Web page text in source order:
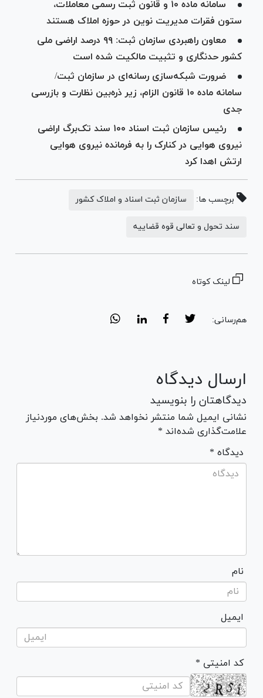
سامانه ماده ۱۰ و قانون ثبت رسمی معاملات،
ستون فقرات مدیریت نوین در حوزه املاک هستند
معاون راهبردی سازمان ثبت: ۹۹ درصد اراضی ملی
کشور حدنگاری و تثبیت مالکیت شده است
ضرورت شبکه‌سازی رسانه‌ای در سازمان ثبت/
سامانه ماده ۱۰ قانون الزام، زیر ذره‌بین نظارت و بازرسی
جدی
رئیس سازمان ثبت اسناد ۱۰۰ سند تک‌برگ اراضی
نیروی هوایی در کنارک را به فرمانده نیروی هوایی
ارتش اهدا کرد
برچسب ها: سازمان ثبت اسناد و املاک کشور
سند تحول و تعالی قوه قضاییه
لینک کوتاه
هم‌رسانی:
ارسال دیدگاه
دیدگاهتان را بنویسید
نشانی ایمیل شما منتشر نخواهد شد. بخش‌های موردنیاز
علامت‌گذاری شده‌اند *
* دیدگاه
نام
ایمیل
* کد امنیتی